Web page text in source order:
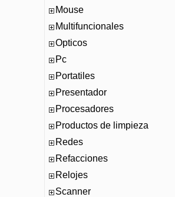
Mouse
Multifuncionales
Opticos
Pc
Portatiles
Presentador
Procesadores
Productos de limpieza
Redes
Refacciones
Relojes
Scanner